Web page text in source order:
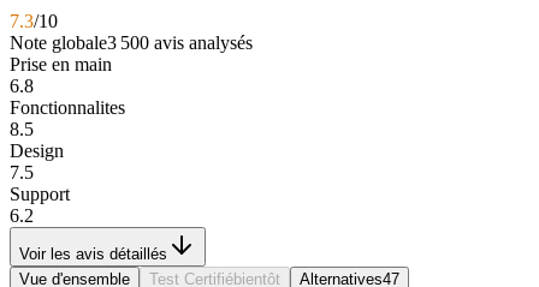
7.3/10
Note globale3 500 avis analysés
Prise en main
6.8
Fonctionnalites
8.5
Design
7.5
Support
6.2
Voir les avis détaillés
Vue d'ensemble
Test Certifiébientôt Alternatives47